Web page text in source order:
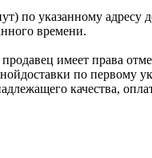
по указанному адресу
времени.
имеет права
по первому
качества,